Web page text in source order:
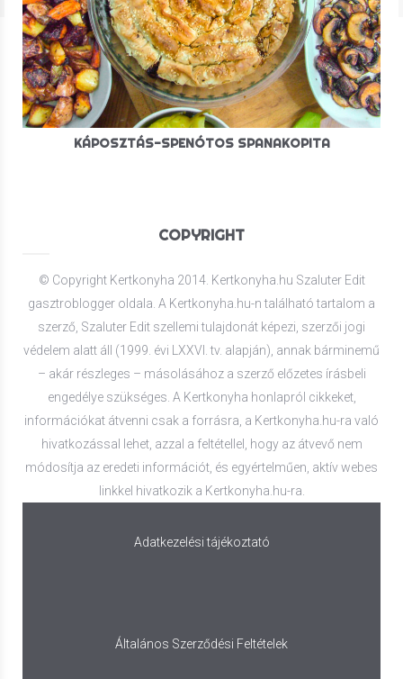
KÁPOSZTÁS-SPENÓTOS SPANAKOPITA
COPYRIGHT
© Copyright Kertkonyha 2014. Kertkonyha.hu Szaluter Edit
gasztroblogger oldala. A Kertkonyha.hu-n található tartalom a
szerző, Szaluter Edit szellemi tulajdonát képezi, szerzői jogi
védelem alatt áll (1999. évi LXXVI. tv. alapján), annak bárminemű
– akár részleges – másolásához a szerző előzetes írásbeli
engedélye szükséges. A Kertkonyha honlapról cikkeket,
információkat átvenni csak a forrásra, a Kertkonyha.hu-ra való
hivatkozással lehet, azzal a feltétellel, hogy az átvevő nem
módosítja az eredeti információt, és egyértelműen, aktív webes
linkkel hivatkozik a Kertkonyha.hu-ra.
Adatkezelési tájékoztató
Általános Szerződési Feltételek